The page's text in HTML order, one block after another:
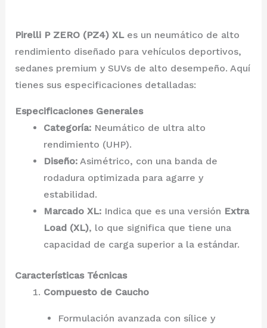
Pirelli P ZERO (PZ4) XLes un neumático de alto
rendimiento diseñado para vehículos deportivos,
sedanes premium y SUVs de alto desempeño. Aquí
tienes sus especificaciones detalladas:
Especificaciones Generales
Categoría:Neumático de ultra alto
rendimiento (UHP).
Diseño:Asimétrico, con una banda de
rodadura optimizada para agarre y
estabilidad.
Marcado XL:Indica que es una versión Extra
Load (XL), lo que significa que tiene una
capacidad de carga superior a la estándar.
Características Técnicas
Compuesto de Caucho
Formulación avanzada con sílice y